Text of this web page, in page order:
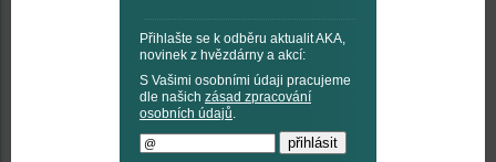
Přihlašte se k odběru aktualit AKA,
novinek z hvězdárny a akcí:
S Vašimi osobními údaji pracujeme
dle našich zásad zpracování
osobních údajů.